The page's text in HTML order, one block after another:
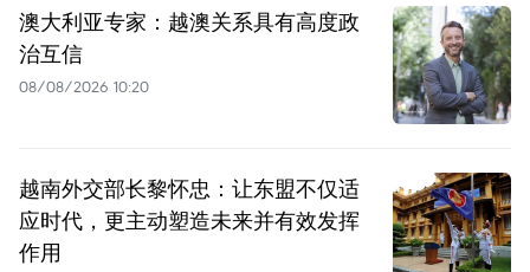
澳大利亚专家：越澳关系具有高度政
治互信
08/08/2026 10:20
越南外交部长黎怀忠：让东盟不仅适
应时代，更主动塑造未来并有效发挥
作用